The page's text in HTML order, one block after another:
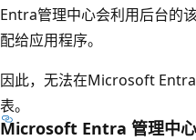
Entra管理中心会利用后台的
配给应用程序。
因此，无法在Microsoft
表。
Microsoft Entra 管理中心